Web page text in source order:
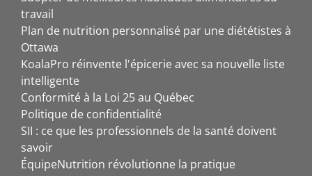
travail
Plan de nutrition personnalisé par une diététistes à
Ottawa
KoalaPro réinvente l'épicerie avec sa nouvelle liste
intelligente
Conformité à la Loi 25 au Québec
Politique de confidentialité
SII : ce que les professionnels de la santé doivent
savoir
ÉquipeNutrition révolutionne la pratique